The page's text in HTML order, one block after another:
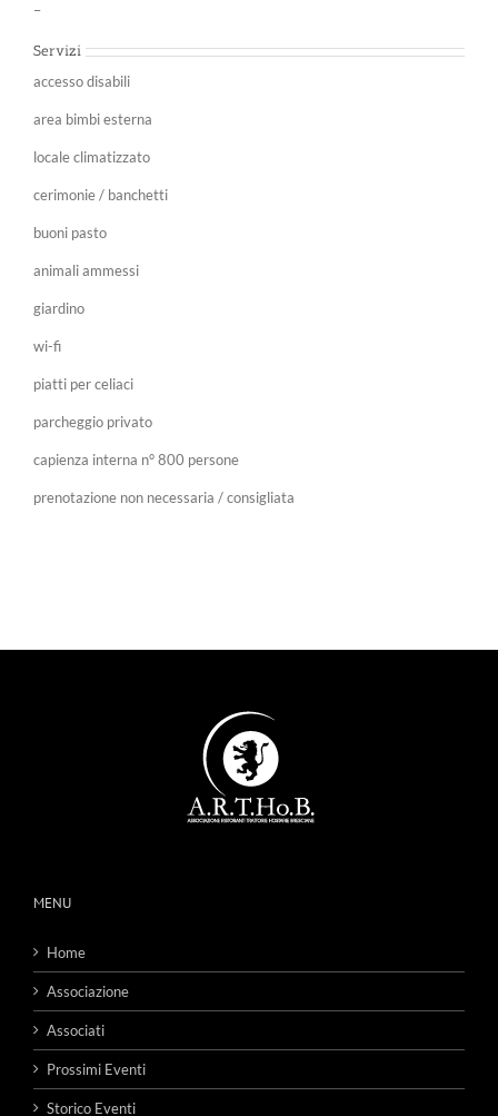
–
Servizi
accesso disabili
area bimbi esterna
locale climatizzato
cerimonie / banchetti
buoni pasto
animali ammessi
giardino
wi-fi
piatti per celiaci
parcheggio privato
capienza interna n° 800 persone
prenotazione non necessaria / consigliata
MENU
Home
Associazione
Associati
Prossimi Eventi
Storico Eventi